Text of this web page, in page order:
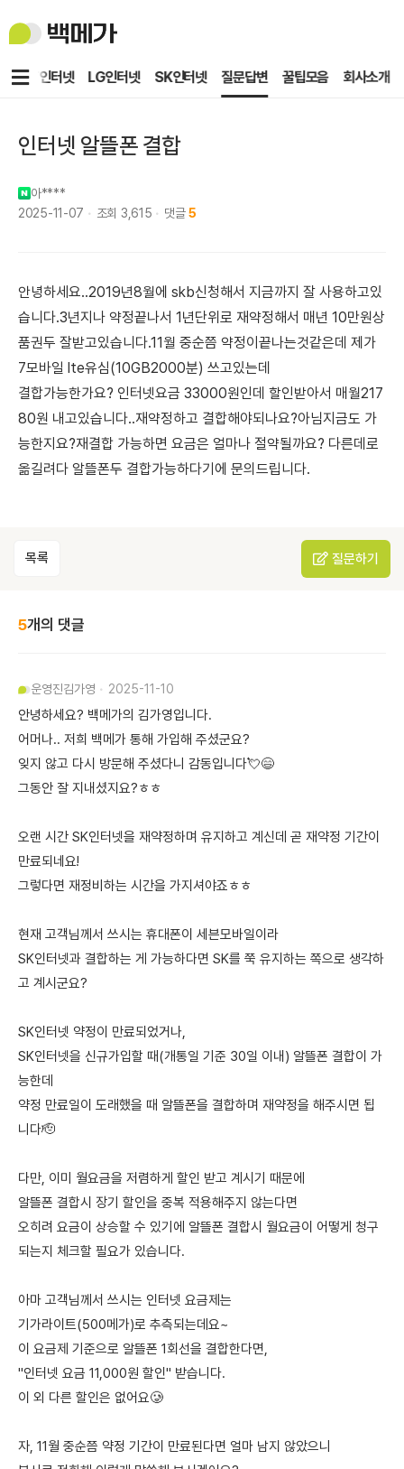
백
메
KT인터넷 LG인터넷 SK인터넷 질문답변 꿀팁모음 회사소개
메
인터넷 알뜰폰 결합
아****
2025-11-07
조회 3,615 댓글 5
안녕하세요..2019년8월에 skb신청해서 지금까지 잘 사용하고있
습니다.3년지나 약정끝나서 1년단위로 재약정해서 매년 10만원상
품권두 잘받고있습니다.11월 중순쯤 약정이끝나는것같은데 제가
7모바일 lte유심(10GB2000분) 쓰고있는데
결합가능한가요? 인터넷요금 33000원인데 할인받아서 매월217
80원 내고있습니다..재약정하고 결합해야되나요?아님지금도 가
능한지요?재결합 가능하면 요금은 얼마나 절약될까요? 다른데로
옮길려다 알뜰폰두 결합가능하다기에 문의드립니다.
목록 질문하기
5개의 댓글
운영진김가영 2025-11-10
안녕하세요? 백메가의 김가영입니다.
어머나.. 저희 백메가 통해 가입해 주셨군요?
잊지 않고 다시 방문해 주셨다니 감동입니다💘😄
그동안 잘 지내셨지요?ㅎㅎ
오랜 시간 SK인터넷을 재약정하며 유지하고 계신데 곧 재약정 기간이
만료되네요!
그렇다면 재정비하는 시간을 가지셔야죠ㅎㅎ
현재 고객님께서 쓰시는 휴대폰이 세븐모바일이라
SK인터넷과 결합하는 게 가능하다면 SK를 쭉 유지하는 쪽으로 생각하
고 계시군요?
SK인터넷 약정이 만료되었거나,
SK인터넷을 신규가입할 때(개통일 기준 30일 이내) 알뜰폰 결합이 가
능한데
약정 만료일이 도래했을 때 알뜰폰을 결합하며 재약정을 해주시면 됩
니다🫡
다만, 이미 월요금을 저렴하게 할인 받고 계시기 때문에
알뜰폰 결합시 장기 할인을 중복 적용해주지 않는다면
오히려 요금이 상승할 수 있기에 알뜰폰 결합시 월요금이 어떻게 청구
되는지 체크할 필요가 있습니다.
아마 고객님께서 쓰시는 인터넷 요금제는
기가라이트(500메가)로 추측되는데요~
이 요금제 기준으로 알뜰폰 1회선을 결합한다면,
"인터넷 요금 11,000원 할인" 받습니다.
이 외 다른 할인은 없어요🥲
자, 11월 중순쯤 약정 기간이 만료된다면 얼마 남지 않았으니